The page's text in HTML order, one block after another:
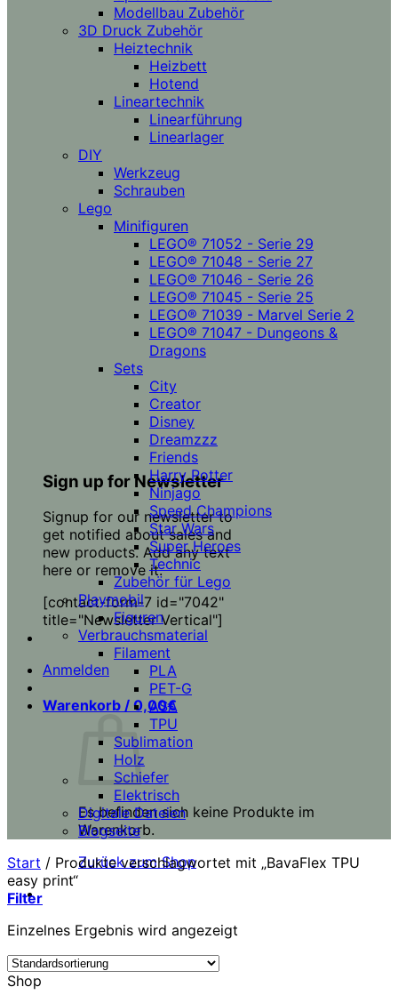
Sign up for Newsletter
Signup for our newsletter to
get notified about sales and
new products. Add any text
here or remove it.
[contact-form-7 id="7042"
title="Newsletter Vertical"]
Anmelden
Warenkorb / 0,00€
Es befinden sich keine Produkte im
Warenkorb.
Zurück zum Shop
Modellbau Zubehör
3D Druck Zubehör
Heiztechnik
Heizbett
Hotend
Lineartechnik
Linearführung
Linearlager
DIY
Werkzeug
Schrauben
Lego
Minifiguren
LEGO® 71052 - Serie 29
LEGO® 71048 - Serie 27
LEGO® 71046 - Serie 26
LEGO® 71045 - Serie 25
LEGO® 71039 - Marvel Serie 2
LEGO® 71047 - Dungeons &
Dragons
Sets
City
Creator
Disney
Dreamzzz
Friends
Harry Potter
Ninjago
Speed Champions
Star Wars
Super Heroes
Technic
Zubehör für Lego
Playmobil
Figuren
Verbrauchsmaterial
Filament
PLA
PET-G
ASA
TPU
Sublimation
Holz
Schiefer
Elektrisch
Digitale Dateien
Blogseite
Start / Produkte verschlagwortet mit „BavaFlex TPU
easy print“
Filter
Einzelnes Ergebnis wird angezeigt
Shop